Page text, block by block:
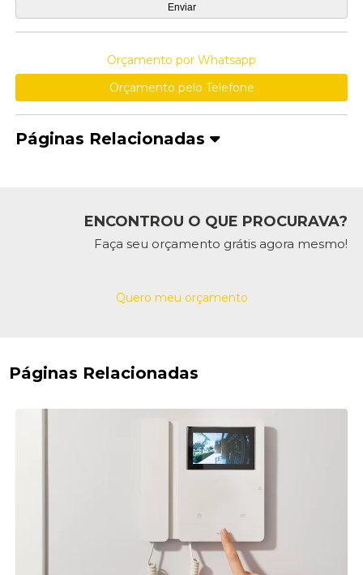
Orçamento por Whatsapp
Orçamento pelo Telefone
Páginas Relacionadas
ENCONTROU O QUE PROCURAVA?
Faça seu orçamento grátis agora mesmo!
Quero meu orçamento
Páginas Relacionadas